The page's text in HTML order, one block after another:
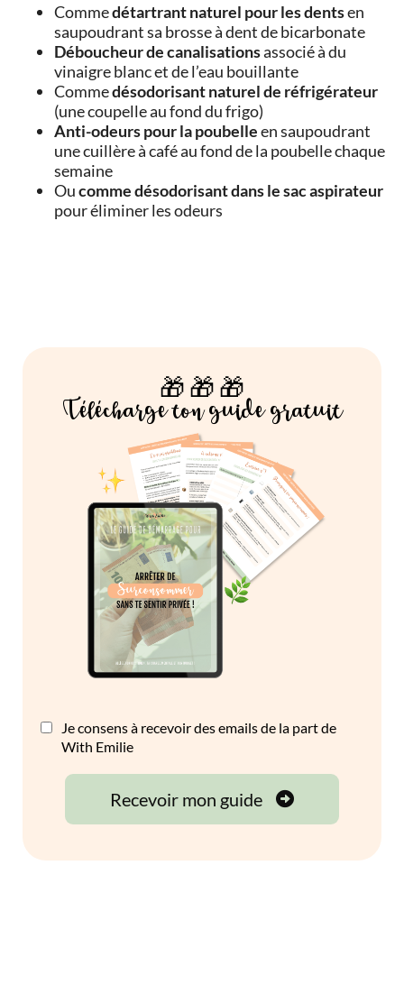
Commedétartrant naturel pour les dentsen
saupoudrant sa brosse à dent de bicarbonate
Déboucheur de canalisationsassocié à du
vinaigre blanc et de l’eau bouillante
Commedésodorisant naturel de réfrigérateur
(une coupelle au fond du frigo)
Anti-odeurs pour la poubelleen saupoudrant
une cuillère à café au fond de la poubelle chaque
semaine
Oucomme désodorisant dans le sac aspirateur
pour éliminer les odeurs